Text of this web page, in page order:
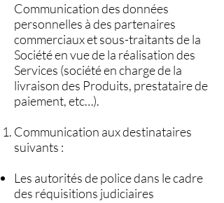
Communication des données
personnelles à des partenaires
commerciaux et sous-traitants de la
Société en vue de la réalisation des
Services (société en charge de la
livraison des Produits, prestataire de
paiement, etc…).
Communication aux destinataires
suivants :
Les autorités de police dans le cadre
des réquisitions judiciaires